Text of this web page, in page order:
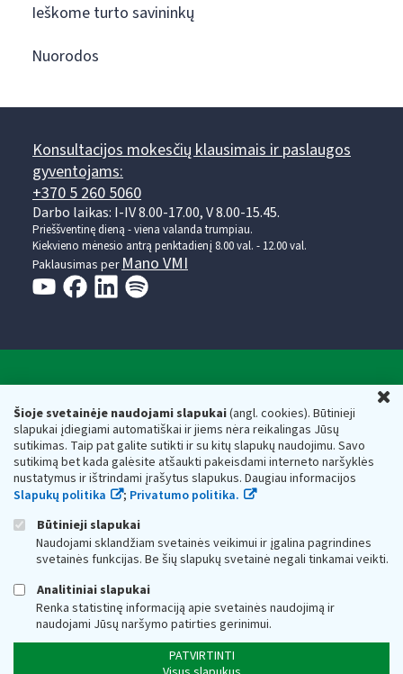
Šioje svetainėje naudojami slapukai(angl. cookies). Būtinieji
slapukai įdiegiami automatiškai ir jiems nėra reikalingas Jūsų
sutikimas. Taip pat galite sutikti ir su kitų slapukų naudojimu. Savo
sutikimą bet kada galėsite atšaukti pakeisdami interneto naršyklės
nustatymus ir ištrindami įrašytus slapukus. Daugiau informacijos
Slapukų politika
; Privatumo politika.
Būtinieji slapukai
Naudojami sklandžiam svetainės veikimui ir įgalina pagrindines
svetainės funkcijas. Be šių slapukų svetainė negali tinkamai veikti.
Analitiniai slapukai
Renka statistinę informaciją apie svetainės naudojimą ir
naudojami Jūsų naršymo patirties gerinimui.
PATVIRTINTI
Ieškome turto savininkų
Nuorodos
Konsultacijos mokesčių klausimais ir paslaugos
gyventojams:
+370 5 260 5060
Darbo laikas: I-IV 8.00-17.00, V 8.00-15.45.
Prieššventinę dieną - viena valanda trumpiau.
Kiekvieno mėnesio antrą penktadienį 8.00 val. - 12.00 val.
Paklausimas per Mano VMI
Respublikos finansų ministerijos
Biudžetinė įstaiga. Juridinio asmens kodas — 188659752,
adresas: Vasario 16-osios g. 14, 01107 Vilnius, Lietuva, el.paštas:
vmi@vmi.lt, E. pristatymo dėžutės adresas 188659752
Duomenys apie Valstybinę mokesčių inspekciją prie Lietuvos
Respublikos finansų ministerijos kaupiami ir saugomi Juridinių